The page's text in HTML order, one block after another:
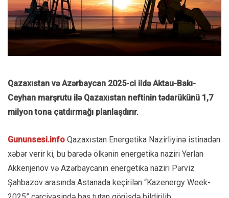
Qazaxıstan və Azərbaycan 2025-ci ildə Aktau-Bakı-
Ceyhan marşrutu ilə Qazaxıstan neftinin tədarükünü 1,7
milyon tona çatdırmağı planlaşdırır.
Gununsesi.info Qazaxıstan Energetika Nazirliyinə istinadən
xəbər verir ki, bu barədə ölkənin energetika naziri Yerlan
Akkenjenov və Azərbaycanın energetika naziri Pərviz
Şahbazov arasında Astanada keçirilən “Kazenergy Week-